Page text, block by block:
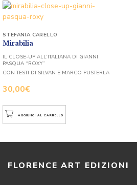
Mirabilia
30,00€
STEFANIA CARELLO
IL CLOSE-UP ALL’ITALIANA DI GIANNI
PASQUA “ROXY”
CON TESTI DI SILVAN E MARCO PUSTERLA
AGGIUNGI AL CARRELLO
FLORENCE ART EDIZIONI